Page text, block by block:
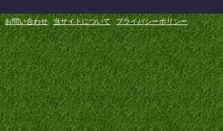
お問い合わせ 当サイトについて プライバシーポリシー